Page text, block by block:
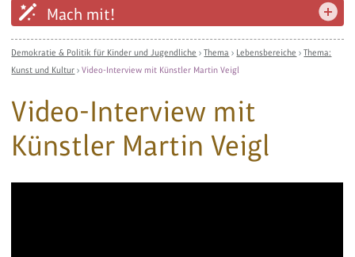
Mach mit!
Demokratie & Politik für Kinder und Jugendliche ›Thema › Lebensbereiche ›Thema:
Kunst und Kultur ›Video-Interview mit Künstler Martin Veigl
Video-Interview mit
Künstler Martin Veigl